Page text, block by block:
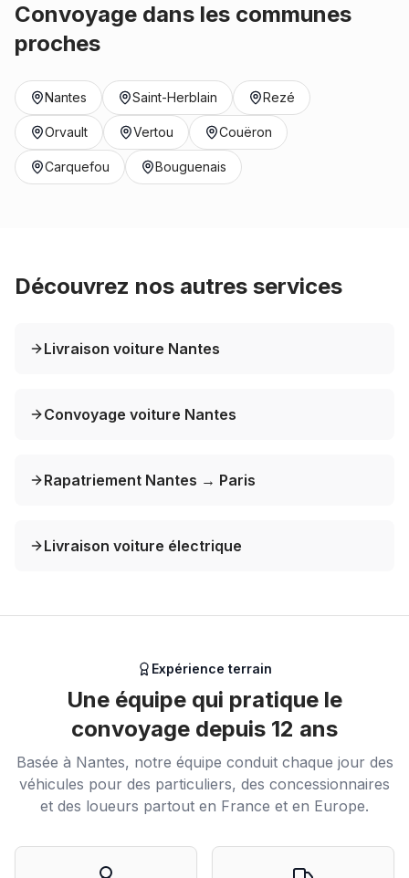
Convoyage dans les communes
proches
Nantes Saint-Herblain Rezé
Orvault Vertou Couëron
Carquefou Bouguenais
Découvrez nos autres services
Livraison voiture Nantes
Convoyage voiture Nantes
Rapatriement Nantes → Paris
Livraison voiture électrique
Expérience terrain
Une équipe qui pratique le
convoyage depuis 12 ans
Basée à Nantes, notre équipe conduit chaque jour des
véhicules pour des particuliers, des concessionnaires
et des loueurs partout en France et en Europe.